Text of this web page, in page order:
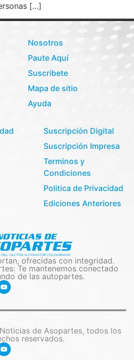
[…]
Nosotros
Paute Aquí
Suscribete
Mapa de sitio
Ayuda
Suscripción Digital
Suscripción Impresa
Terminos y
Condiciones
Politica de Privacidad
Ediciones Anteriores
ofrecidas con integridad.
Te mantenemos conectado
de las autopartes.
de Asopartes, todos los
reservados.